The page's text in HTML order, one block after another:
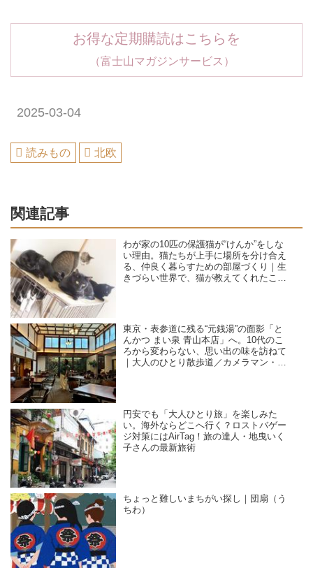
お得な定期購読はこちらを
（富士山マガジンサービス）
2025-03-04
読みもの 北欧
関連記事
わが家の10匹の保護猫が“けんか”をしな
い理由。猫たちが上手に場所を分け合え
る、仲良く暮らすための部屋づくり｜生
きづらい世界で、猫が教えてくれたこと
東京・表参道に残る“元銭湯”の面影「と
んかつ まい泉 青山本店」へ。10代のこ
ろから変わらない、思い出の味を訪ねて
｜大人のひとり散歩道／カメラマン・石
円安でも「大人ひとり旅」を楽しみた
い。海外ならどこへ行く？ロストバゲー
ジ対策にはAirTag！旅の達人・地曳いく
子さんの最新旅術
ちょっと難しいまちがい探し｜団扇（う
ちわ）